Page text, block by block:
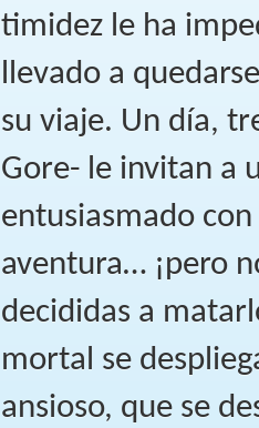
timidez le ha
llevado a
su viaje. Un día,
Gore- le invitan a
entusiasmado
aventura… ¡pero
decididas a
mortal se
ansioso, que se